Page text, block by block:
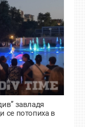
завладя
се потопиха в